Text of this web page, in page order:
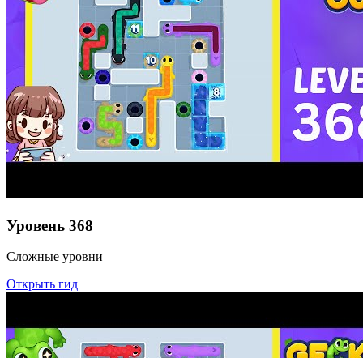
Уровень 368
Сложные уровни
Открыть гид